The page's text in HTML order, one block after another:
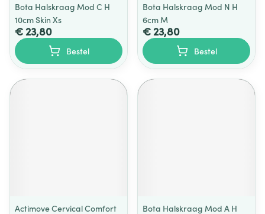
Bota Halskraag Mod C H
10cm Skin Xs
€ 23,80
Bestel
Bota Halskraag Mod N H
6cm M
€ 23,80
Bestel
Actimove Cervical Comfort
Bota Halskraag Mod A H